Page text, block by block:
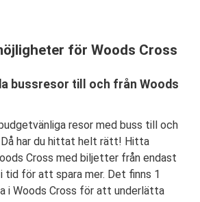
för Woods Cross
bussresor till och från Woods
resor med buss till och
Då har du hittat helt rätt! Hitta
Cross med biljetter från endast
tid för att spara mer. Det finns 1
i Woods Cross för att underlätta